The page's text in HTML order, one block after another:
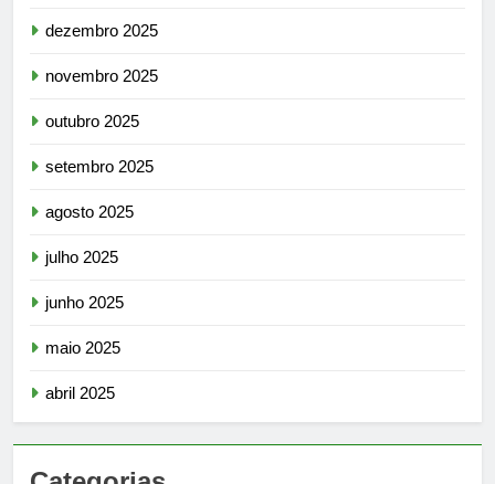
dezembro 2025
novembro 2025
outubro 2025
setembro 2025
agosto 2025
julho 2025
junho 2025
maio 2025
abril 2025